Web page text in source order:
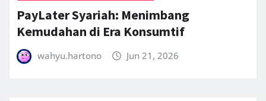
PayLater Syariah: Menimbang
Kemudahan di Era Konsumtif
wahyu.hartono Jun 21, 2026